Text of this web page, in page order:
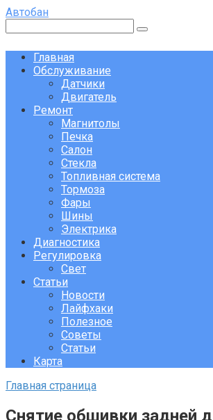
Перейти
контенту
Автобан
Главная
Обслуживание
Датчики
Двигатель
Ремонт
Магнитолы
Печка
Салон
Стекла
Топливная система
Тормоза
Фары
Шины
Электрика
Диагностика
Регулировка
Свет
Статьи
Новости
Лайфхаки
Полезное
Советы
Статьи
Карта
Главная страница
Снятие обшивки задней